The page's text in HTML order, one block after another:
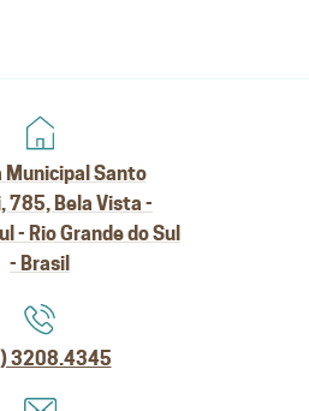
Municipal Santo
785, Bela Vista -
- Rio Grande do Sul
- Brasil
3208.4345